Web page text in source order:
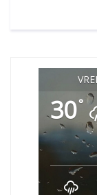
30°